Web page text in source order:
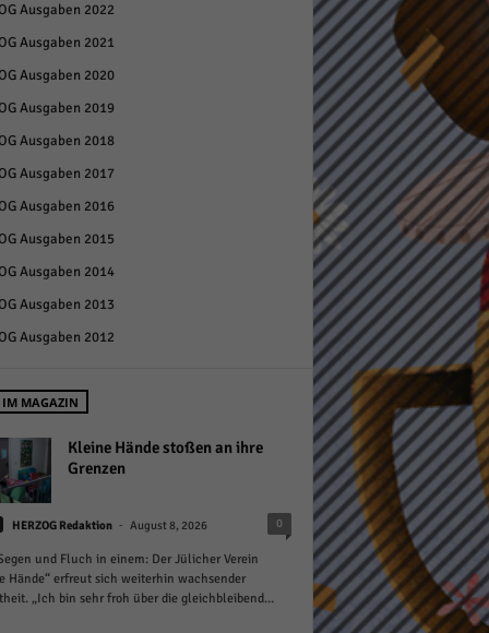
Ausgaben 2022
Ausgaben 2021
Ausgaben 2020
Ausgaben 2019
Ausgaben 2018
Ausgaben 2017
Ausgaben 2016
Ausgaben 2015
Ausgaben 2014
Ausgaben 2013
Ausgaben 2012
IM MAGAZIN
Kleine Hände stoßen an ihre
Grenzen
HERZOG Redaktion - August 8, 2026 0
und Fluch in einem: Der Jülicher Verein
Hände“ erfreut sich weiterhin wachsender
„Ich bin sehr froh über die gleichbleibend...
Zurück